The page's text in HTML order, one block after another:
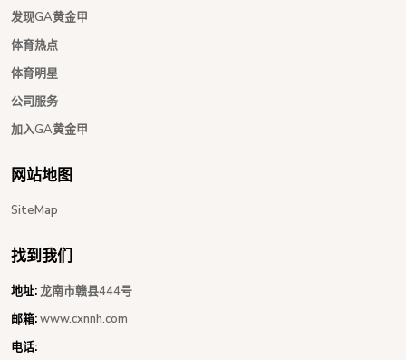
发现GA黄金甲
体育热点
体育明星
公司服务
加入GA黄金甲
网站地图
SiteMap
找到我们
地址:龙南市赣县444号
邮箱:www.cxnnh.com
电话: